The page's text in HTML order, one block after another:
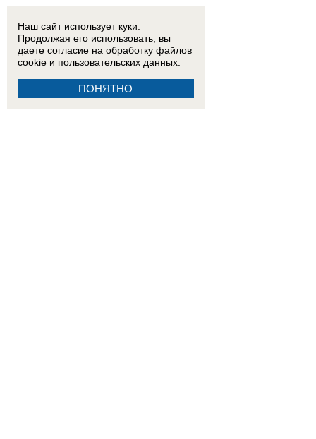
Наш сайт использует куки.
Продолжая его использовать, вы
даете согласие на обработку файлов
cookie и пользовательских данных.
ПОНЯТНО